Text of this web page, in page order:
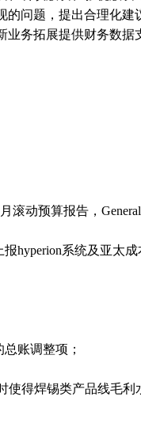
问题，提出合理化建
务拓展提供财务数据
动预算报告，
hyperion系统及亚太成
账调整项；
得焊锡类产品线毛利